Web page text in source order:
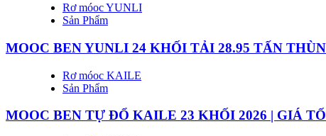
Rơ móoc YUNLI
Sản Phẩm
MOOC BEN YUNLI 24 KHỐI TẢI 28.95 TẤN
Rơ móoc KAILE
Sản Phẩm
MOOC BEN TỰ ĐỔ KAILE 23 KHỐI 2026 | GIÁ